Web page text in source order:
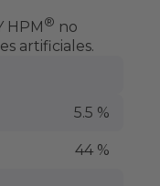
HPM ® no
artificiales.
5.5 %
44 %